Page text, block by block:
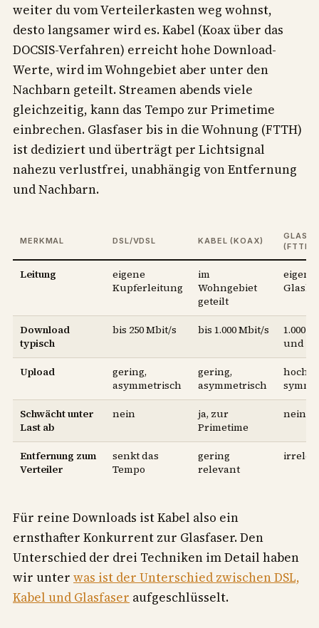
weiter du vom Verteilerkasten weg wohnst,
desto langsamer wird es. Kabel (Koax über das
DOCSIS-Verfahren) erreicht hohe Download-
Werte, wird im Wohngebiet aber unter den
Nachbarn geteilt. Streamen abends viele
gleichzeitig, kann das Tempo zur Primetime
einbrechen. Glasfaser bis in die Wohnung (FTTH)
ist dediziert und überträgt per Lichtsignal
nahezu verlustfrei, unabhängig von Entfernung
und Nachbarn.
MERKMAL DSL/VDSL KABEL (KOAX)
(FTTH)
Leitung
eigene
Kupferleitung
im
Wohngebiet
geteilt
eigene
Download
typisch
bis 250 Mbit/s bis 1.000 Mbit/s
1.000
und
Upload
gering,
asymmetrisch
gering,
asymmetrisch
hoch,
Schwächt unter
Last ab
nein
ja, zur
Primetime
nein
Entfernung zum
Verteiler
senkt das
Tempo
gering
relevant
Für reine Downloads ist Kabel also ein
ernsthafter Konkurrent zur Glasfaser. Den
Unterschied der drei Techniken im Detail haben
wir unter was ist der Unterschied zwischen DSL,
Kabel und Glasfaser aufgeschlüsselt.